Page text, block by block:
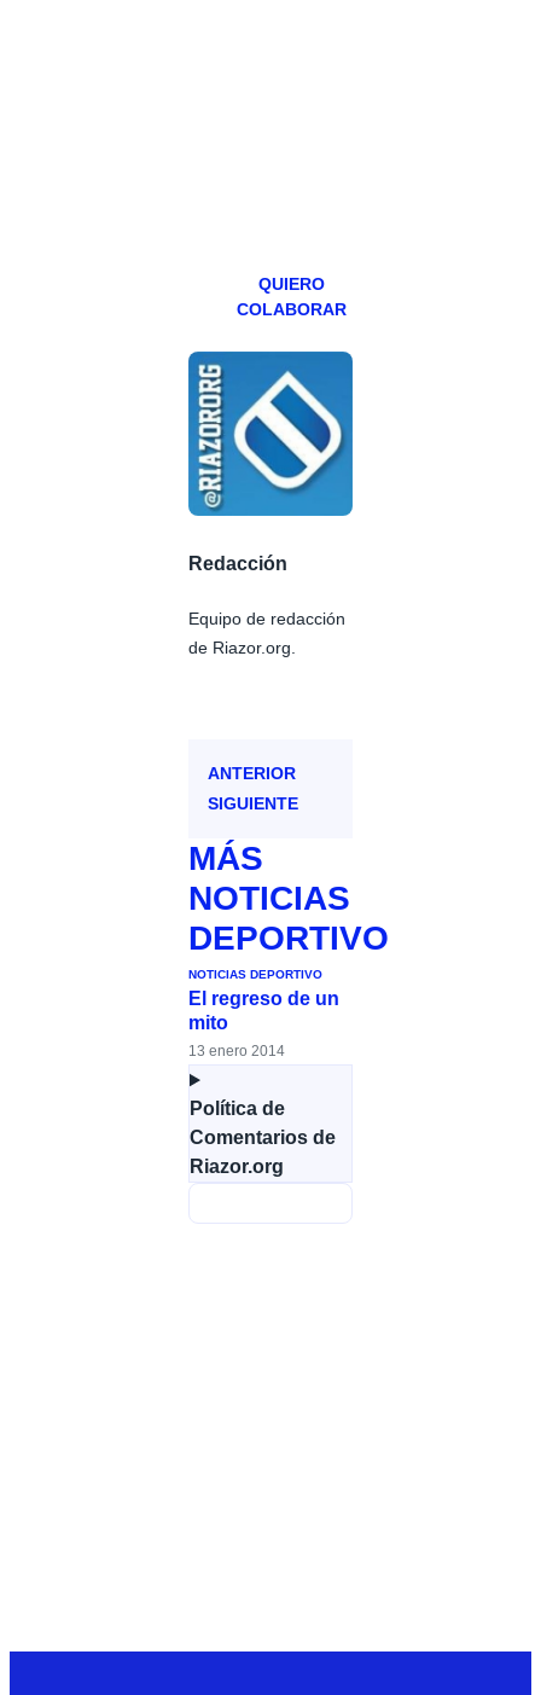
QUIERO
COLABORAR
Redacción
Equipo de redacción
de Riazor.org.
ANTERIOR
SIGUIENTE
MÁS
NOTICIAS
DEPORTIVO
NOTICIAS DEPORTIVO
El regreso de un
mito
13 enero 2014
Política de
Comentarios de
Riazor.org